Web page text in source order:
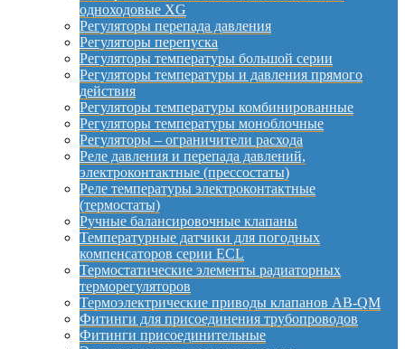
одноходовые XG
Регуляторы перепада давления
Регуляторы перепуска
Регуляторы температуры большой серии
Регуляторы температуры и давления прямого
действия
Регуляторы температуры комбинированные
Регуляторы температуры моноблочные
Регуляторы – ограничители расхода
Реле давления и перепада давлений,
электроконтактные (прессостаты)
Реле температуры электроконтактные
(термостаты)
Ручные балансировочные клапаны
Температурные датчики для погодных
компенсаторов серии ECL
Термостатические элементы радиаторных
терморегуляторов
Термоэлектрические приводы клапанов AB-QM
Фитинги для присоединения трубопроводов
Фитинги присоединительные